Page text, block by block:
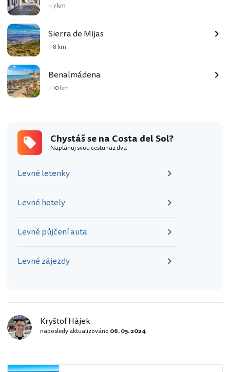
+ 7 km
Sierra de Mijas
+ 8 km
Benalmádena
+ 10 km
Chystáš se na Costa del Sol?
Naplánuj svou cestu raz dva
Levné letenky
Levné hotely
Levné půjčení auta
Levné zájezdy
Kryštof Hájek
naposledy aktualizováno 06. 05. 2024